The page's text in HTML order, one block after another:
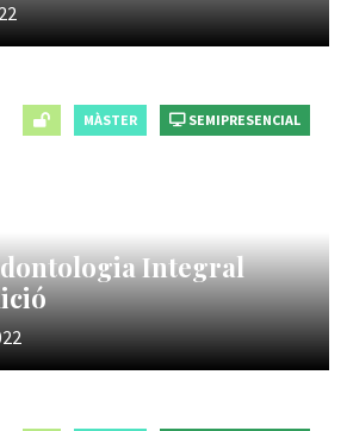
MÀSTER SEMIPRESENCIAL
Integral